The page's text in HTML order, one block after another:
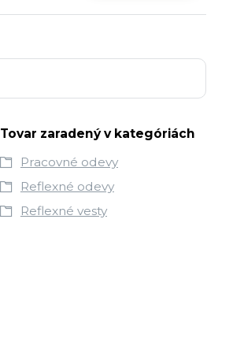
Tovar zaradený v kategóriách
Pracovné odevy
Reflexné odevy
Reflexné vesty